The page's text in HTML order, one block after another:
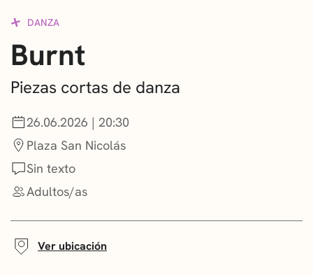
CONVOCATORIAS
NOTICIAS
GETXO KULTURA
ASOCIACIONES CULTURALES
DANZA
Burnt
Piezas cortas de danza
26.06.2026 | 20:30
Plaza San Nicolás
Sin texto
Adultos/as
Ver ubicación